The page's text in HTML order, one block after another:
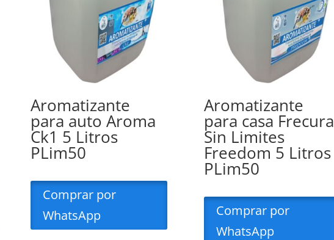
Aromatizante
para auto Aroma
Ck1 5 Litros
PLim50
Comprar por
WhatsApp
Aromatizante
para casa Frecura
Sin Limites
Freedom 5 Litros
PLim50
Comprar por
WhatsApp